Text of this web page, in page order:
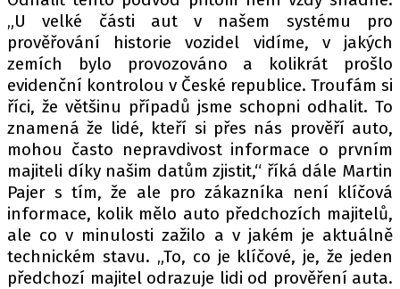
„U velké části aut v našem systému pro
prověřování historie vozidel vidíme, v jakých
zemích bylo provozováno a kolikrát prošlo
evidenční kontrolou v České republice. Troufám si
říci, že většinu případů jsme schopni odhalit. To
znamená že lidé, kteří si přes nás prověří auto,
mohou často nepravdivost informace o prvním
majiteli díky našim datům zjistit,“ říká dále Martin
Pajer s tím, že ale pro zákazníka není klíčová
informace, kolik mělo auto předchozích majitelů,
ale co v minulosti zažilo a v jakém je aktuálně
technickém stavu. „To, co je klíčové, je, že jeden
předchozí majitel odrazuje lidi od prověření auta.